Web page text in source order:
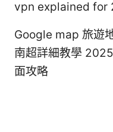
vpn explained for
Google map 旅遊
南超詳細教學
面攻略